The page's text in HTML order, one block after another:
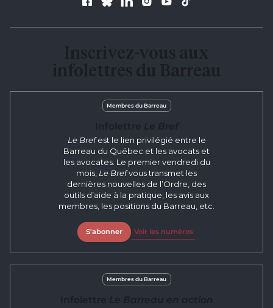
Suivez le Barreau
Membres du Barreau
Le Brefest le lien privilégié entre le
Barreau du Québec et les avocats et
les avocates. Le premier vendredi du
mois, Le Brefvous transmet les
dernières nouvelles de l’Ordre, des
outils d’aide à la pratique, les avis aux
membres, les positions du Barreau, etc.
S'abonner Voir les numéros
Membres du Barreau